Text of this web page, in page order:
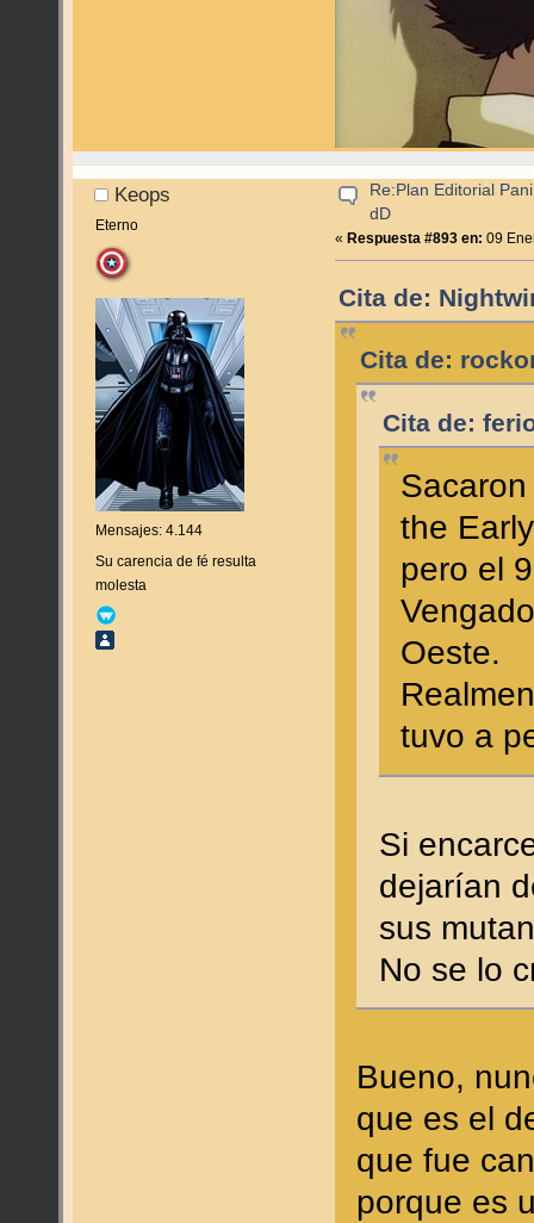
Keops
Eterno
Mensajes: 4.144
Su carencia de fé resulta
molesta
Re:Plan Editorial
dD
«Respuesta #893 en: 09
Cita de:
Cita de:
Cita de:
the
pero el
Oeste.
tuvo a
Si
dejarían
sus
No se lo
Bueno,
que es el
que fue
porque es